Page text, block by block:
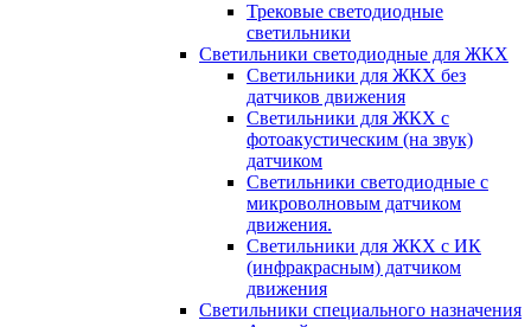
Трековые светодиодные
светильники
Светильники светодиодные для ЖКХ
Светильники для ЖКХ без
датчиков движения
Светильники для ЖКХ с
фотоакустическим (на звук)
датчиком
Светильники светодиодные с
микроволновым датчиком
движения.
Светильники для ЖКХ с ИК
(инфракрасным) датчиком
движения
Светильники специального назначения